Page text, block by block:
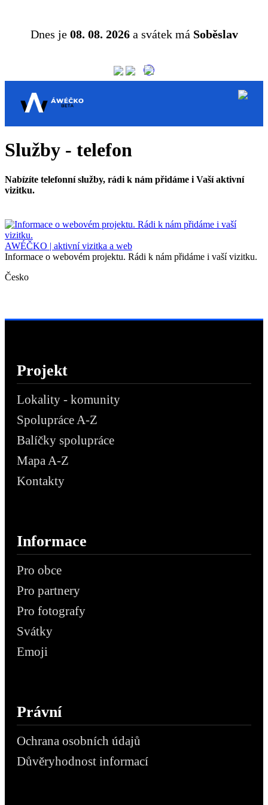
Dnes je 08. 08. 2026a svátek má Soběslav
Služby - telefon
Nabízíte telefonní služby, rádi k nám přidáme i Vaší aktivní
vizitku.
AWÉČKO | aktivní vizitka a web
Informace o webovém projektu. Rádi k nám přidáme i vaší vizitku.
Česko
Projekt
Lokality - komunity
Spolupráce A-Z
Balíčky spolupráce
Mapa A-Z
Kontakty
Informace
Pro obce
Pro partnery
Pro fotografy
Svátky
Emoji
Právní
Ochrana osobních údajů
Důvěryhodnost informací